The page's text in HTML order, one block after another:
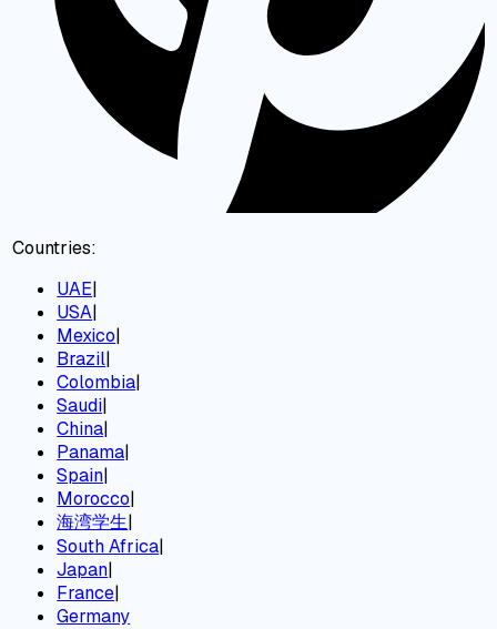
Countries:
UAE|
USA|
Mexico|
Brazil|
Colombia|
Saudi|
China|
Panama|
Spain|
Morocco|
海湾学生|
South Africa|
Japan|
France|
Germany